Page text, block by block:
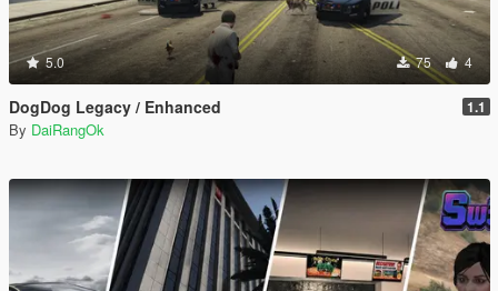
5.0 75 4
DogDog Legacy / Enhanced 1.1
By DaiRangOk